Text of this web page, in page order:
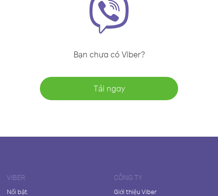
Bạn chưa có Viber?
Tải ngay
VIBER
Nổi bật
CÔNG TY
Giới thiệu Viber